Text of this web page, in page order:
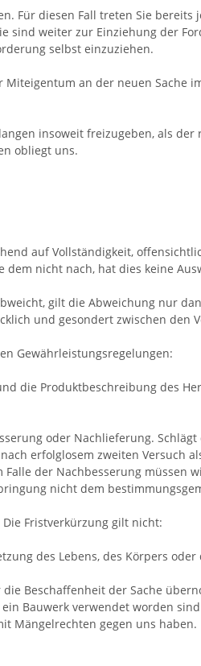
Für diesen Fall treten Sie
sind weiter zur Einziehung der
selbst einzuziehen.
an der neuen Sache
insoweit freizugeben, als
obliegt uns.
auf Vollständigkeit,
nicht nach, hat dies keine
gilt die Abweichung nur
und gesondert zwischen den
Gewährleistungsregelungen:
die Produktbeschreibung des
oder Nachlieferung.
erfolglosem zweiten Versuch
der Nachbesserung
nicht dem
Fristverkürzung gilt nicht:
des Lebens, des Körpers
Beschaffenheit der Sache
Bauwerk verwendet worden
Mängelrechten gegen uns haben.